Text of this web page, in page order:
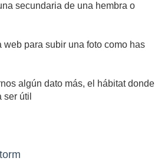
secundaria de una hembra o
web para subir una foto como has
algún dato más, el hábitat donde
ser útil